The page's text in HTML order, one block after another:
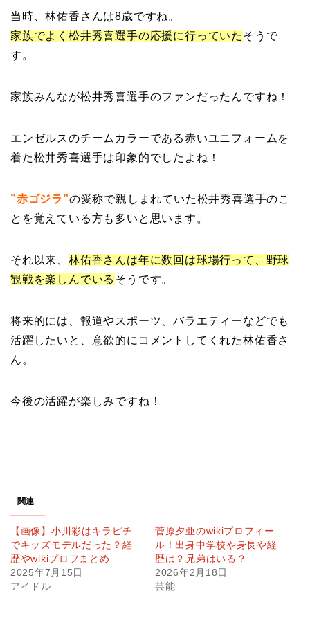
当時、林佑香さんは8歳ですね。
家族でよく松井秀喜選手の応援に行っていた そうで
す。
家族みんなが松井秀喜選手のファンだったんですね！
エンゼルスのチームカラーである赤いユニフォームを
着た松井秀喜選手は印象的でしたよね！
”赤ゴジラ”の愛称で親しまれていた松井秀喜選手のこ
とを覚えている方も多いと思います。
それ以来、 林佑香さんは年に数回は球場行って、野球
観戦を楽しんでいる そうです。
将来的には、報道やスポーツ、バラエティーなどでも
活躍したいと、意欲的にコメントしてくれた林佑香さ
ん。
今後の活躍が楽しみですね！
関連
【画像】小川彩はキラピチ
でキッズモデルだった？経
歴やwikiプロフまとめ
2025年7月15日
アイドル
菅原夕亜のwikiプロフィー
ル！出身中学校や身長や経
歴は？兄弟はいる？
2026年2月18日
芸能